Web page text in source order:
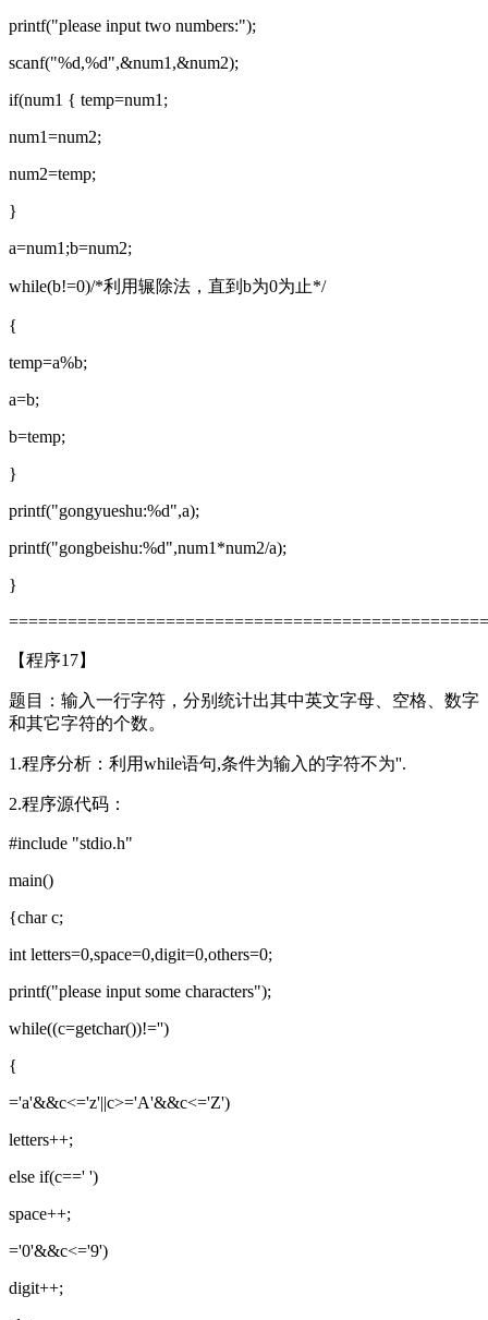
printf("please input two numbers:");
scanf("%d,%d",&num1,&num2);
if(num1 { temp=num1;
num1=num2;
num2=temp;
}
a=num1;b=num2;
while(b!=0)/*利用辗除法，直到b为0为止*/
{
temp=a%b;
a=b;
b=temp;
}
printf("gongyueshu:%d",a);
printf("gongbeishu:%d",num1*num2/a);
}
【程序17】
题目：输入一行字符，分别统计出其中英文字母、空格、数字
和其它字符的个数。
1.程序分析：利用while语句,条件为输入的字符不为''.
2.程序源代码：
#include "stdio.h"
main()
{char c;
int letters=0,space=0,digit=0,others=0;
printf("please input some characters");
while((c=getchar())!='')
{
='a'&&c<='z'||c>='A'&&c<='Z')
letters++;
else if(c==' ')
space++;
='0'&&c<='9')
digit++;